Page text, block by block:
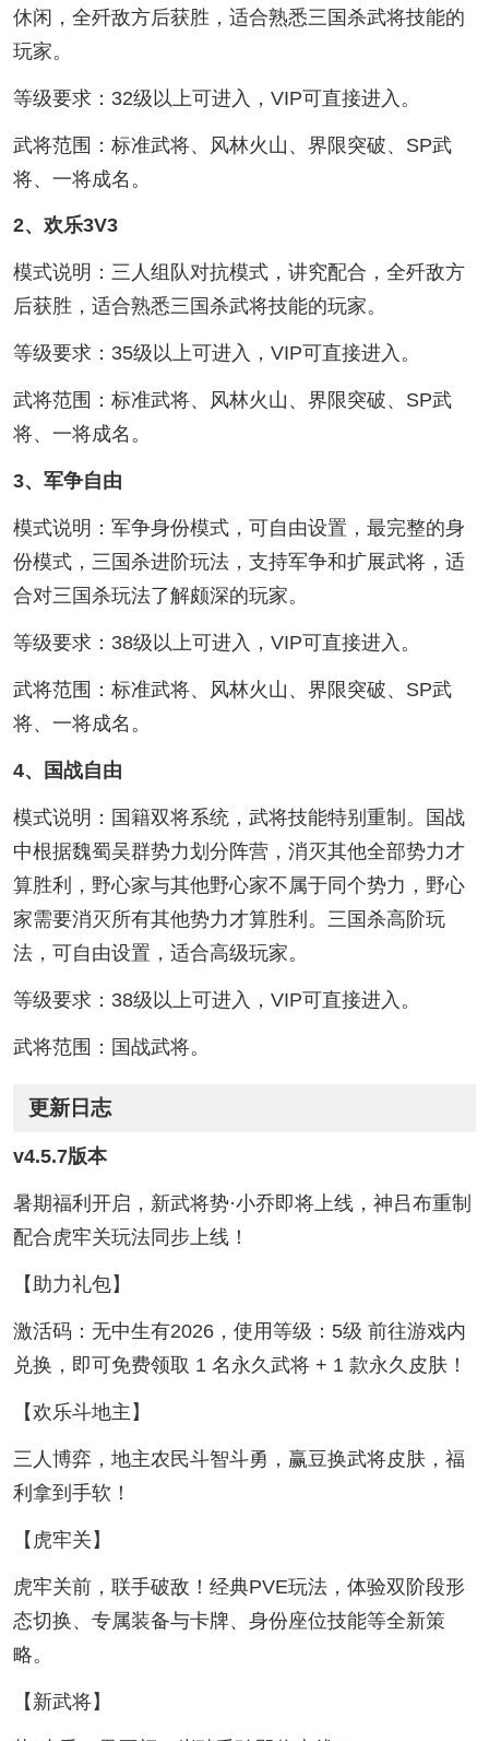
休闲，全歼敌方后获胜，适合熟悉三国杀武将技能的
玩家。
等级要求：32级以上可进入，VIP可直接进入。
武将范围：标准武将、风林火山、界限突破、SP武
将、一将成名。
2、欢乐3V3
模式说明：三人组队对抗模式，讲究配合，全歼敌方
后获胜，适合熟悉三国杀武将技能的玩家。
等级要求：35级以上可进入，VIP可直接进入。
武将范围：标准武将、风林火山、界限突破、SP武
将、一将成名。
3、军争自由
模式说明：军争身份模式，可自由设置，最完整的身
份模式，三国杀进阶玩法，支持军争和扩展武将，适
合对三国杀玩法了解颇深的玩家。
等级要求：38级以上可进入，VIP可直接进入。
武将范围：标准武将、风林火山、界限突破、SP武
将、一将成名。
4、国战自由
模式说明：国籍双将系统，武将技能特别重制。国战
中根据魏蜀吴群势力划分阵营，消灭其他全部势力才
算胜利，野心家与其他野心家不属于同个势力，野心
家需要消灭所有其他势力才算胜利。三国杀高阶玩
法，可自由设置，适合高级玩家。
等级要求：38级以上可进入，VIP可直接进入。
武将范围：国战武将。
更新日志
v4.5.7版本
暑期福利开启，新武将势·小乔即将上线，神吕布重制
配合虎牢关玩法同步上线！
【助力礼包】
激活码：无中生有2026，使用等级：5级 前往游戏内
兑换，即可免费领取 1 名永久武将 + 1 款永久皮肤！
【欢乐斗地主】
三人博弈，地主农民斗智斗勇，赢豆换武将皮肤，福
利拿到手软！
【虎牢关】
虎牢关前，联手破敌！经典PVE玩法，体验双阶段形
态切换、专属装备与卡牌、身份座位技能等全新策
略。
【新武将】